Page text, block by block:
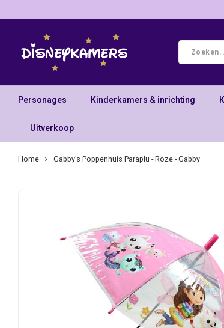
Personages Kinderkamers & inrichting
Uitverkoop
Home Gabby's Poppenhuis Paraplu - Roze - Gabby